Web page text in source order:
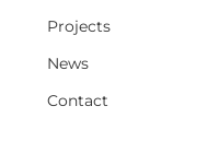
Projects
News
Contact